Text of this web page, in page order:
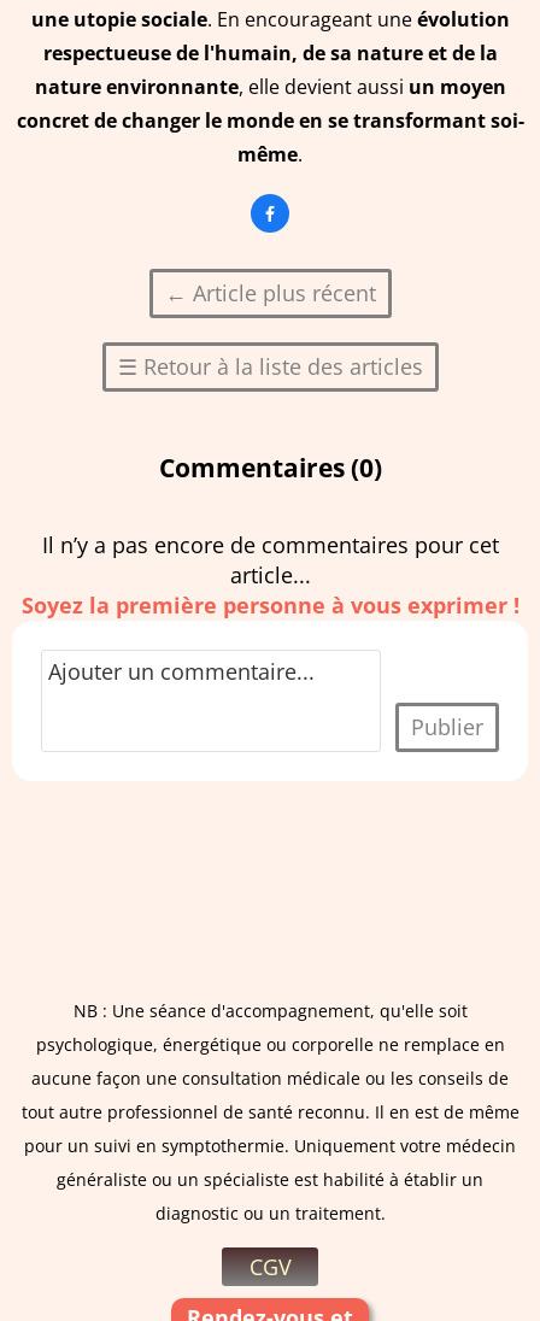
une utopie sociale. En encourageant uneévolution
respectueuse de l'humain, de sa nature et de la
nature environnante, elle devient aussi un moyen
concret de changer le monde en se transformant soi-
même.

← Article plus récent
☰ Retour à la liste des articles
Commentaires (0)
Il n’y a pas encore de commentaires pour cet
article...
Soyez la première personne à vous exprimer !
Publier
NB : Une séance d'accompagnement, qu'elle soit
psychologique, énergétique ou corporelle ne remplace en
aucune façon une consultation médicale ou les conseils de
tout autre professionnel de santé reconnu. Il en est de même
pour un suivi en symptothermie. Uniquement votre médecin
généraliste ou un spécialiste est habilité à établir un
diagnostic ou un traitement.
CGV